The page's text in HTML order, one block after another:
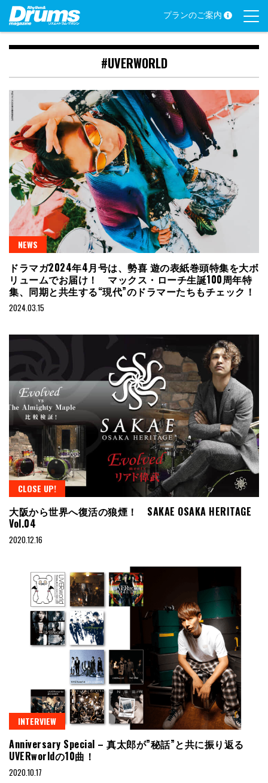
Skip
content
プランのご案内
#UVERWORLD
NEWS
ドラマガ2024年4月号は、勢喜 遊の表紙巻頭特集を大ボ
リュームでお届け！ マックス・ローチ生誕100周年特
集、同期と共生する“現代”のドラマーたちもチェック！
2024.03.15
CLOSE UP!
大阪から世界へ復活の狼煙！ SAKAE OSAKA HERITAGE
Vol.04
2020.12.16
INTERVIEW
Anniversary Special – 真太郎が”秘話”と共に振り返る
UVERworldの10曲！
2020.10.17